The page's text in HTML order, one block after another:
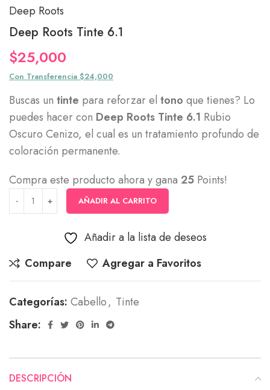
Deep Roots
Deep Roots Tinte 6.1
$25,000
Con Transferencia $24,000
Buscas un tinte para reforzar el tono que tienes? Lo
puedes hacer con Deep Roots Tinte 6.1 Rubio
Oscuro Cenizo, el cual es un tratamiento profundo de
coloración permanente.
Compra este producto ahora y gana 25 Points!
AÑADIR AL CARRITO
Añadir a la lista de deseos
Compare
Agregar a Favoritos
Categorías: Cabello, Tinte
Share:
DESCRIPCIÓN